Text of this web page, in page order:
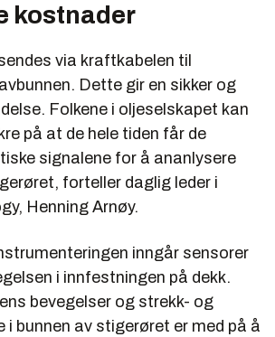
kostnader
via kraftkabelen til
Dette gir en sikker og
Folkene i oljeselskapet kan
på at de hele tiden får de
signalene for å ananlysere
forteller daglig leder i
Henning Arnøy.
inngår sensorer
i innfestningen på dekk.
bevegelser og strekk- og
i bunnen av stigerøret er med på å